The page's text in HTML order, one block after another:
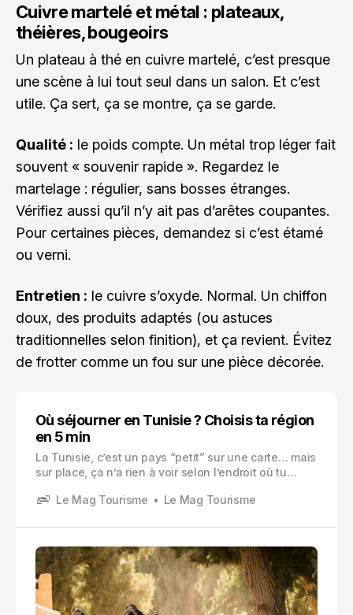
Cuivre martelé et métal : plateaux,
théières, bougeoirs
Un plateau à thé en cuivre martelé, c’est presque
une scène à lui tout seul dans un salon. Et c’est
utile. Ça sert, ça se montre, ça se garde.
Qualité : le poids compte. Un métal trop léger fait
souvent « souvenir rapide ». Regardez le
martelage : régulier, sans bosses étranges.
Vérifiez aussi qu’il n’y ait pas d’arêtes coupantes.
Pour certaines pièces, demandez si c’est étamé
ou verni.
Entretien : le cuivre s’oxyde. Normal. Un chiffon
doux, des produits adaptés (ou astuces
traditionnelles selon finition), et ça revient. Évitez
de frotter comme un fou sur une pièce décorée.
Où séjourner en Tunisie ? Choisis ta région
en 5 min
La Tunisie, c’est un pays “petit” sur une carte… mais
sur place, ça n’a rien à voir selon l’endroit où tu
ressembler à une parenthèse douce, très simple.
Le Mag Tourisme Le Mag Tourisme